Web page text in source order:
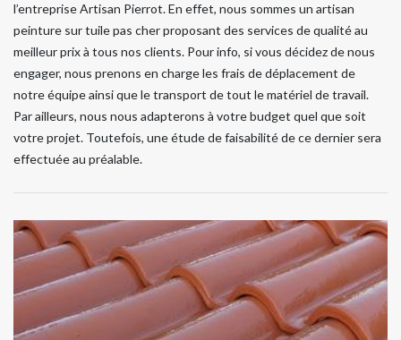
l’entreprise Artisan Pierrot. En effet, nous sommes un artisan
peinture sur tuile pas cher proposant des services de qualité au
meilleur prix à tous nos clients. Pour info, si vous décidez de nous
engager, nous prenons en charge les frais de déplacement de
notre équipe ainsi que le transport de tout le matériel de travail.
Par ailleurs, nous nous adapterons à votre budget quel que soit
votre projet. Toutefois, une étude de faisabilité de ce dernier sera
effectuée au préalable.